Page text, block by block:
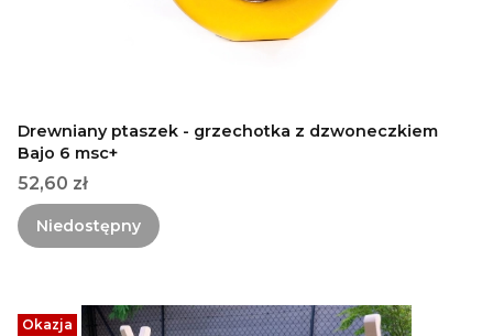
Drewniany ptaszek - grzechotka z dzwoneczkiem
Bajo 6 msc+
Cena
52,60 zł
Niedostępny
Okazja